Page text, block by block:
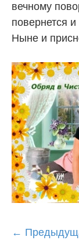
вечному
повернется
Ныне и
Post
←